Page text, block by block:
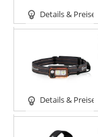
Details & Preise
Details & Preise